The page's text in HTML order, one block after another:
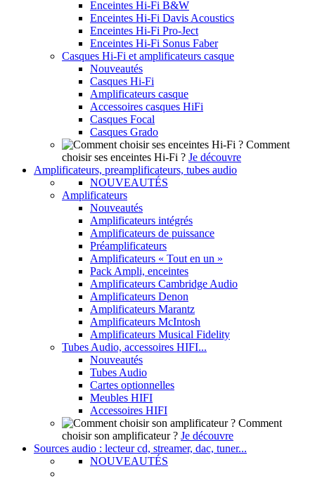
Enceintes Hi-Fi B&W
Enceintes Hi-Fi Davis Acoustics
Enceintes Hi-Fi Pro-Ject
Enceintes Hi-Fi Sonus Faber
Casques Hi-Fi et amplificateurs casque
Nouveautés
Casques Hi-Fi
Amplificateurs casque
Accessoires casques HiFi
Casques Focal
Casques Grado
Comment
choisir ses enceintes Hi-Fi ? Je découvre
Amplificateurs, preamplificateurs, tubes audio
NOUVEAUTÉS
Amplificateurs
Nouveautés
Amplificateurs intégrés
Amplificateurs de puissance
Préamplificateurs
Amplificateurs « Tout en un »
Pack Ampli, enceintes
Amplificateurs Cambridge Audio
Amplificateurs Denon
Amplificateurs Marantz
Amplificateurs McIntosh
Amplificateurs Musical Fidelity
Tubes Audio, accessoires HIFI...
Nouveautés
Tubes Audio
Cartes optionnelles
Meubles HIFI
Accessoires HIFI
Comment
choisir son amplificateur ? Je découvre
Sources audio : lecteur cd, streamer, dac, tuner...
NOUVEAUTÉS